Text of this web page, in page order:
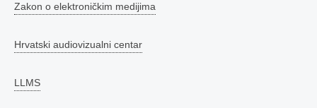
Zakon o elektroničkim medijima
Hrvatski audiovizualni centar
LLMS